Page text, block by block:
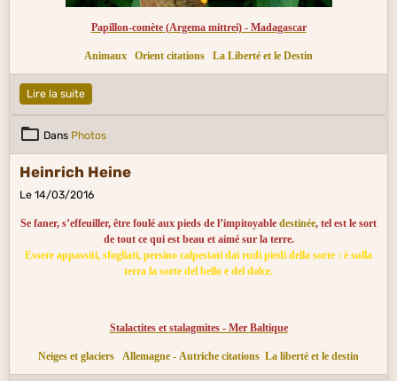
Papillon-comète (Argema mittrei) - Madagascar
Animaux Orient citations La Liberté et le Destin
Lire la suite
Dans Photos
Heinrich Heine
Le 14/03/2016
Se faner, s’effeuiller, être foulé aux pieds de l’impitoyable destinée, tel est le sort
de tout ce qui est beau et aimé sur la terre.
Essere appassiti, sfogliati, persino calpestati dai rudi piedi della sorte : è sulla
terra la sorte del bello e del dolce.
Stalactites et stalagmites - Mer Baltique
Neiges et glaciers Allemagne - Autriche citations La liberté et le destin